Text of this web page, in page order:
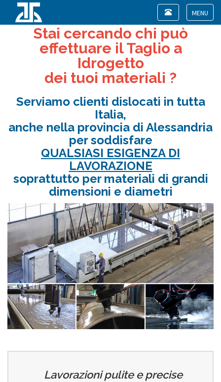
Toggle
Toggle
navigation
Stai cercando chi può
effettuare il Taglio a
Idrogetto
dei tuoi materiali ?
Serviamo clienti dislocati in tutta
Italia,
anche nella provincia di Alessandria
per soddisfare
QUALSIASI ESIGENZA DI
LAVORAZIONE
soprattutto per materiali di grandi
dimensioni e diametri
Lavorazioni pulite e precise